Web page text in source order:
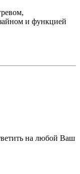
и функцией
на любой Ваш